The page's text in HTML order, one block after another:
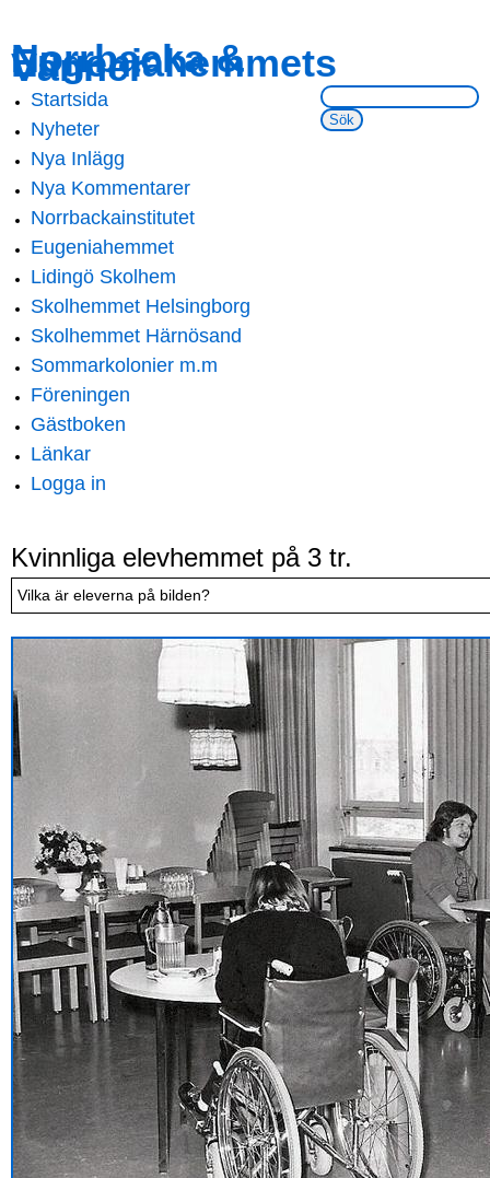
main
content
navigation
Norrbacka &
Eugeniahemmets
Vänner
Sök på webbsidan:
Main menu
Startsida
Nyheter
Nya Inlägg
Nya Kommentarer
Norrbackainstitutet
Eugeniahemmet
Lidingö Skolhem
Skolhemmet Helsingborg
Skolhemmet Härnösand
Sommarkolonier m.m
Föreningen
Gästboken
Länkar
Logga in
Kvinnliga elevhemmet på 3 tr.
Vilka är eleverna på bilden?